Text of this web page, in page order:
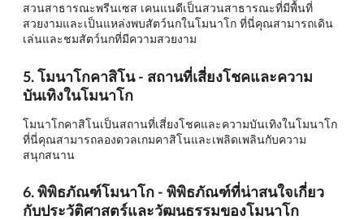
สวนสาธารณะพรีนเซส เคนแนดีเป็นสวนสาธารณะที่มีพื้นที่
สวยงามและเป็นแหล่งพบสัตว์นกในโมนาโก ที่นี่คุณสามารถเดิน
เล่นและชมสัตว์นกที่มีความสวยงาม
5. โมนาโกคาสิโน - สถานที่เสี่ยงโชคและความ
บันเทิงในโมนาโก
โมนาโกคาสิโนเป็นสถานที่เสี่ยงโชคและความบันเทิงในโมนาโก
ที่นี่คุณสามารถลองดวลเกมคาสิโนและเพลิดเพลินกับความ
สนุกสนาน
6. พิพิธภัณฑ์โมนาโก - พิพิธภัณฑ์ที่น่าสนใจเกี่ยว
กับประวัติศาสตร์และวัฒนธรรมของโมนาโก